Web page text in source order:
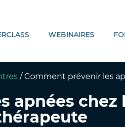
WEBINAIRES
/Comment prévenir les
apnées chez